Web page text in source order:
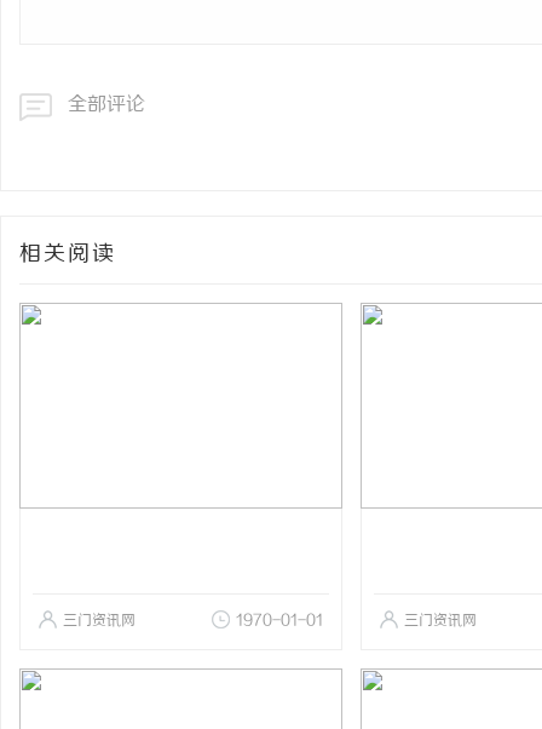
全部评论
相关阅读
三门资讯网 1970-01-01 三门资讯网